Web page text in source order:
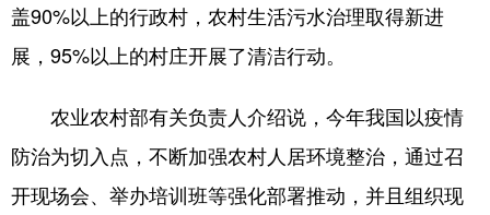
辽宁 吉林 上海 江苏
浙江 安徽 福建
山东 河南 湖北 湖南
广东 广西 海南 重庆
四川 贵州 云南 西藏
盖90%以上的行政村，农村生活污水治理取得新进
展，95%以上的村庄开展了清洁行动。
农业农村部有关负责人介绍说，今年我国以疫情
防治为切入点，不断加强农村人居环境整治，通过召
开现场会、举办培训班等强化部署推动，并且组织现